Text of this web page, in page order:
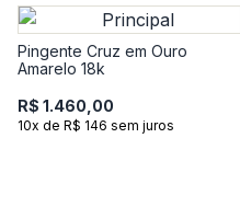
Pingente Cruz em Ouro
Amarelo 18k
R$ 1.460,00
10x de R$ 146 sem juros